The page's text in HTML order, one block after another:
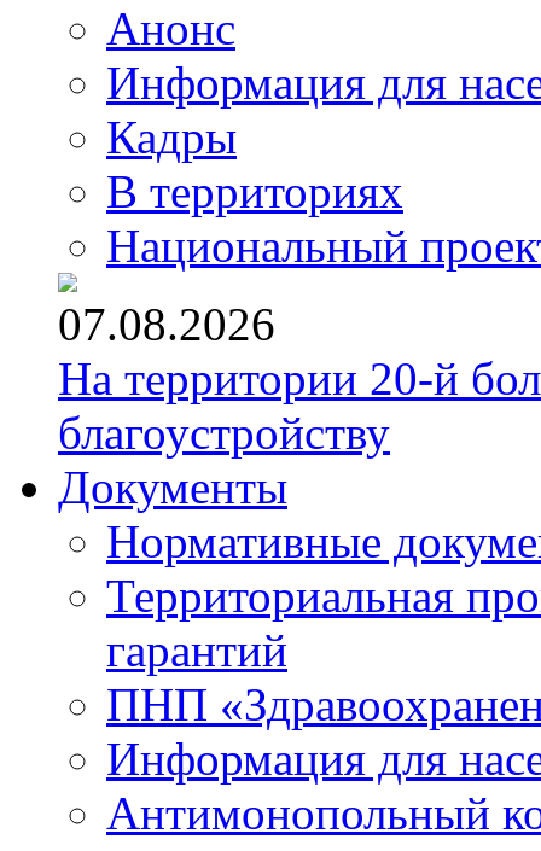
Анонс
Информация для
Кадры
В территориях
Национальный
07.08.2026
На территории 20-й
благоустройству
Документы
Нормативные
Территориальная
гарантий
ПНП
Информация для
Антимонопольный